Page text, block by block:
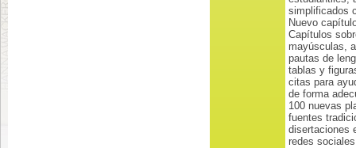
simplificados
Nuevo
Capítulos
mayúsculas,
pautas de
tablas y
citas para
de forma
100 nuevas
fuentes
disertaciones
redes